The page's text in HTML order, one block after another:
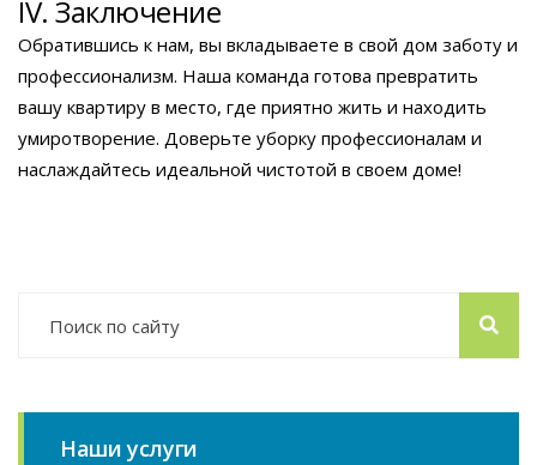
IV. Заключение
Обратившись к нам, вы вкладываете в свой дом заботу и
профессионализм. Наша команда готова превратить
вашу квартиру в место, где приятно жить и находить
умиротворение. Доверьте уборку профессионалам и
наслаждайтесь идеальной чистотой в своем доме!
Наши услуги